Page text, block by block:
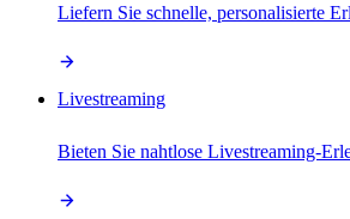
Liefern Sie schnelle, personalisierte
Livestreaming
Bieten Sie nahtlose Livestreaming-